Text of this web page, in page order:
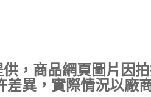
，商品網頁圖片因
異，實際情況以廠